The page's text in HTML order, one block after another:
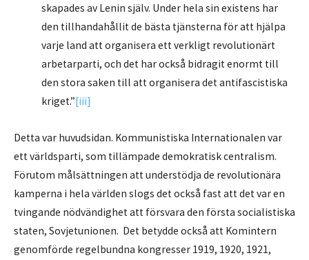
skapades av Lenin själv. Under hela sin existens har
den tillhandahållit de bästa tjänsterna för att hjälpa
varje land att organisera ett verkligt revolutionärt
arbetarparti, och det har också bidragit enormt till
den stora saken till att organisera det antifascistiska
kriget.”[iii]
Detta var huvudsidan. Kommunistiska Internationalen var
ett världsparti, som tillämpade demokratisk centralism.
Förutom målsättningen att understödja de revolutionära
kamperna i hela världen slogs det också fast att det var en
tvingande nödvändighet att försvara den första socialistiska
staten, Sovjetunionen. Det betydde också att Komintern
genomförde regelbundna kongresser 1919, 1920, 1921,